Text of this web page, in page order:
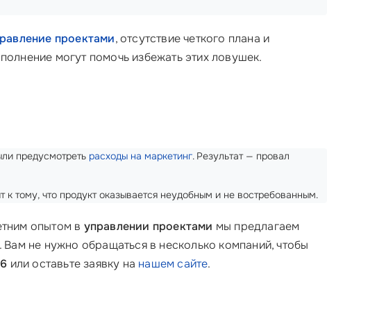
проектами, отсутствие четкого плана и
могут помочь избежать этих ловушек.
предусмотреть расходы на маркетинг. Результат — провал
тому, что продукт оказывается неудобным и не востребованным.
опытом в управлении проектами мы предлагаем
Вам не нужно обращаться в несколько компаний, чтобы
или оставьте заявку на нашем сайте.